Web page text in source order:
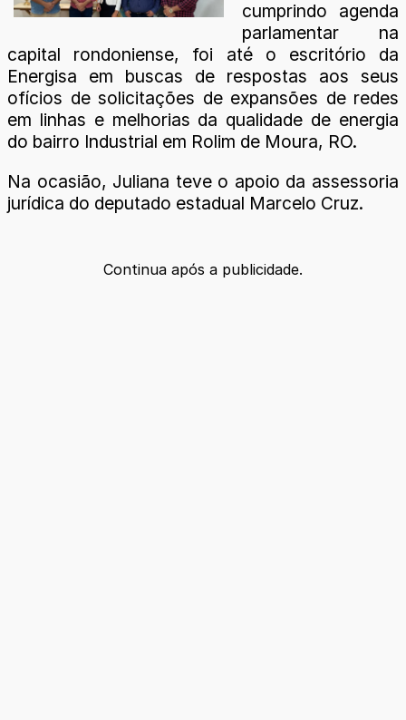
cumprindo agenda
parlamentar na
capital rondoniense, foi até o escritório da
Energisa em buscas de respostas aos seus
ofícios de solicitações de expansões de redes
em linhas e melhorias da qualidade de energia
do bairro Industrial em Rolim de Moura, RO.
Na ocasião, Juliana teve o apoio da assessoria
jurídica do deputado estadual Marcelo Cruz.
Continua após a publicidade.